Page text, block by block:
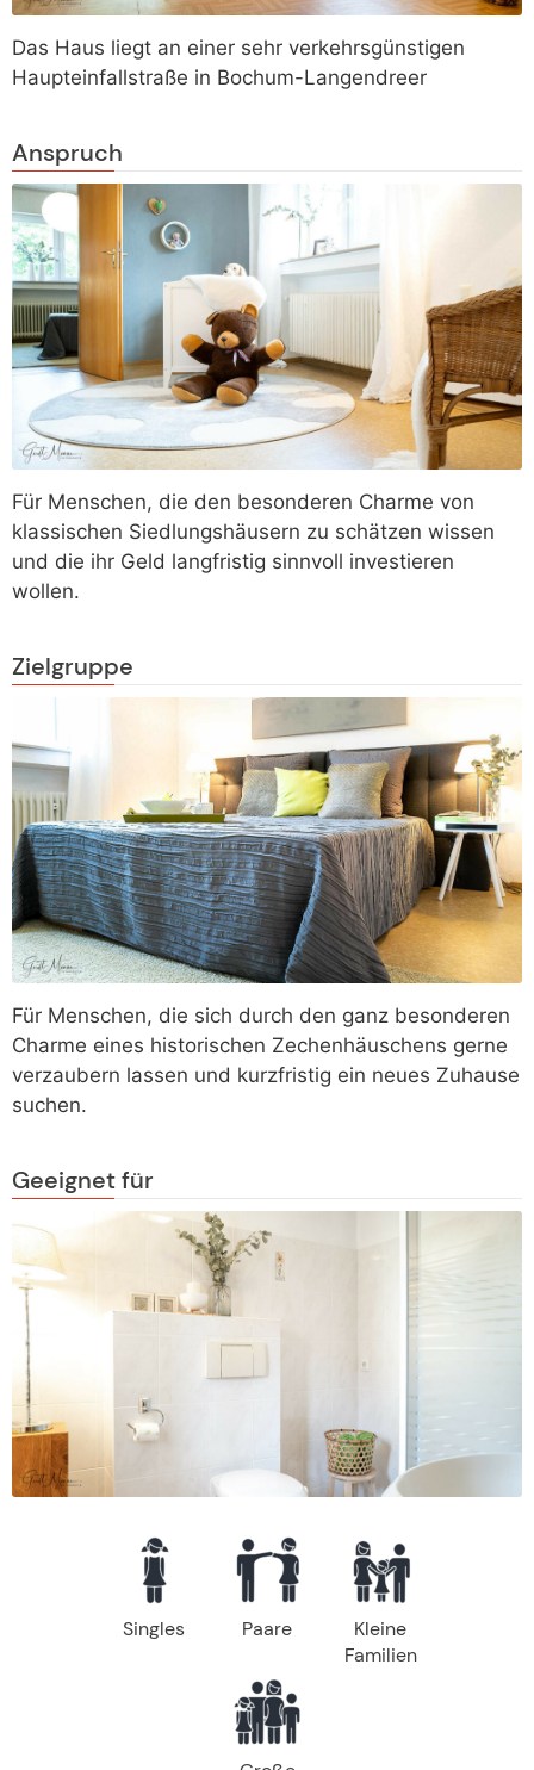
Das Haus liegt an einer sehr verkehrsgünstigen
Haupteinfallstraße in Bochum-Langendreer
Anspruch
Für Menschen, die den besonderen Charme von
klassischen Siedlungshäusern zu schätzen wissen
und die ihr Geld langfristig sinnvoll investieren
wollen.
Zielgruppe
Für Menschen, die sich durch den ganz besonderen
Charme eines historischen Zechenhäuschens gerne
verzaubern lassen und kurzfristig ein neues Zuhause
suchen.
Geeignet für
Singles Paare
Kleine
Familien